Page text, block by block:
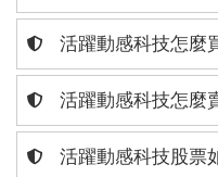
活躍動感科技怎麼
活躍動感科技怎麼
活躍動感科技股票